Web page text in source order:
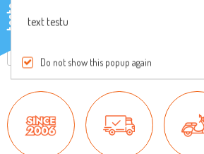
Reviews
testo text testu
Do not show this popup again